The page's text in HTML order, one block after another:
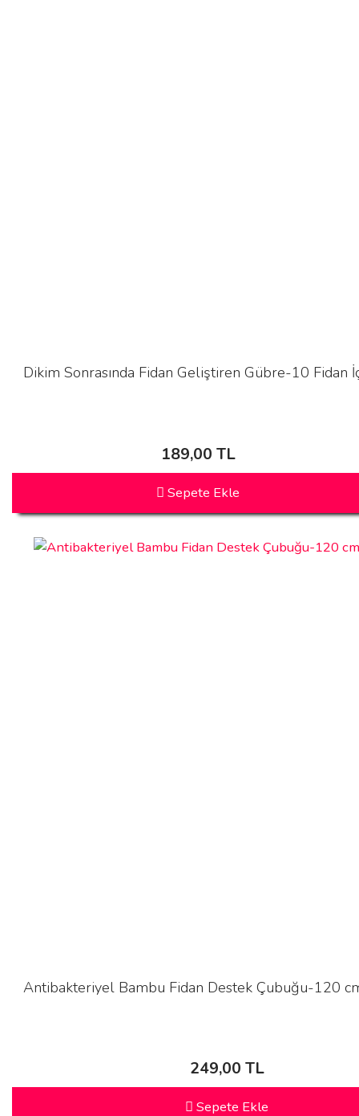
Dikim Sonrasında Fidan Geliştiren Gübre-10 Fidan
189,00 TL
Sepete Ekle
Antibakteriyel Bambu Fidan Destek Çubuğu-120
249,00 TL
Sepete Ekle